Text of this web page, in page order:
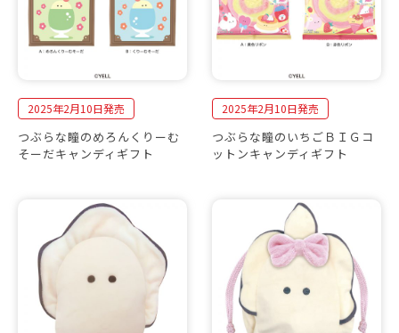
2025年2月10日発売
つぶらな瞳のめろんくりーむ
そーだキャンディギフト
2025年2月10日発売
つぶらな瞳のいちごＢＩＧコ
ットンキャンディギフト